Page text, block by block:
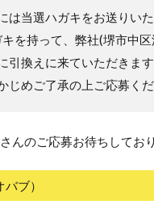
は当選ハガキをお送りいた
を持って、弊社(堺市中
引換えに来ていただきます
じめご了承の上ご応募くだ
んのご応募お待ちしてお
ブ）